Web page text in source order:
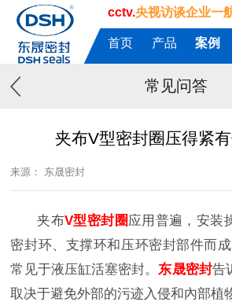
cctv.央视访谈企业一
首页 产品 案例
常见问答
夹布V型密封圈压得紧
来源： 东晟密封
夹布V型密封圈应用普遍，安装
密封环、支撑环和压环密封部件而
常见于液压缸活塞密封。东晟密封告
取决于避免外部的污迹入侵和內部植